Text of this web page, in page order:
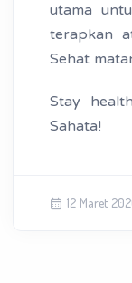
utama
terapkan
Sehat
Stay
Sahata!
12 Maret